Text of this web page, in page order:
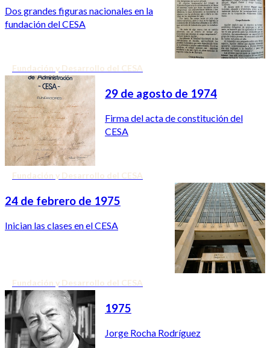
Dos grandes figuras nacionales en la
fundación del CESA
Fundación y Desarrollo del CESA
29 de agosto de 1974
Firma del acta de constitución del
CESA
Fundación y Desarrollo del CESA
24 de febrero de 1975
Inician las clases en el CESA
Fundación y Desarrollo del CESA
1975
Jorge Rocha Rodríguez